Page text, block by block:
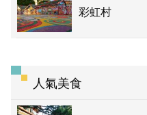
彩虹村
人氣美食